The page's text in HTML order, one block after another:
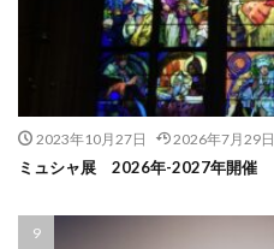
2023年10月27日 2026年7月29日
ミュシャ展 2026年-2027年開催